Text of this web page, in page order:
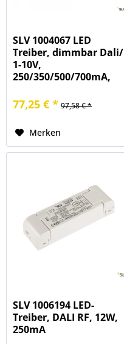
SLV 1004067 LED
Treiber, dimmbar Dali/
1-10V,
250/350/500/700mA,
77,25 € * 97,58 € *
Merken
SLV 1006194 LED-
Treiber, DALI RF, 12W,
250mA